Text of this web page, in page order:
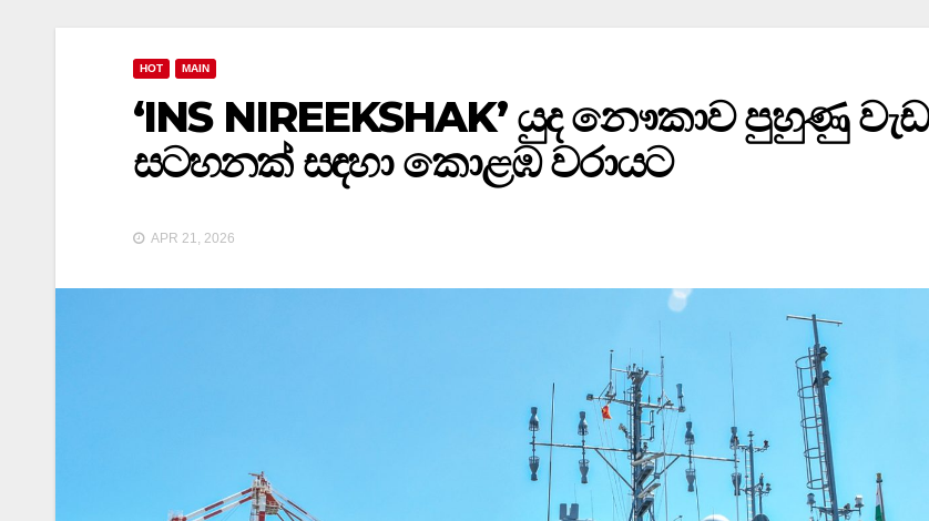
HOT MAIN
‘INS NIREEKSHAK’ යුද නෞකාව පුහුණු වැඩ
සටහනක් සඳහා කොළඹ වරායට
APR 21, 2026